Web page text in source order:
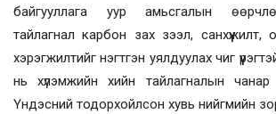
байгууллага уур амьсгалын
тайлагнал карбон зах зээл, санхүүжилт,
хэрэгжилтийг нэгтгэн уялдуулах чиг
нь хүлэмжийн хийн тайлагналын
Үндэсний тодорхойлсон хувь нийгмийн